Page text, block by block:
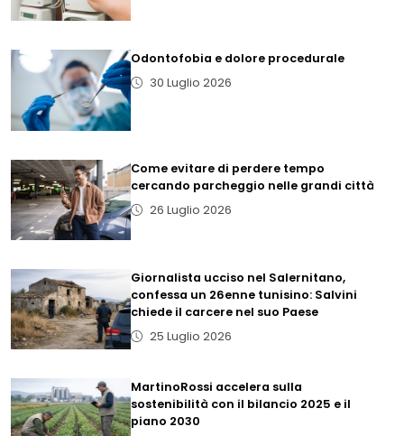
Odontofobia e dolore procedurale
30 Luglio 2026
Come evitare di perdere tempo
cercando parcheggio nelle grandi città
26 Luglio 2026
Giornalista ucciso nel Salernitano,
confessa un 26enne tunisino: Salvini
chiede il carcere nel suo Paese
25 Luglio 2026
MartinoRossi accelera sulla
sostenibilità con il bilancio 2025 e il
piano 2030